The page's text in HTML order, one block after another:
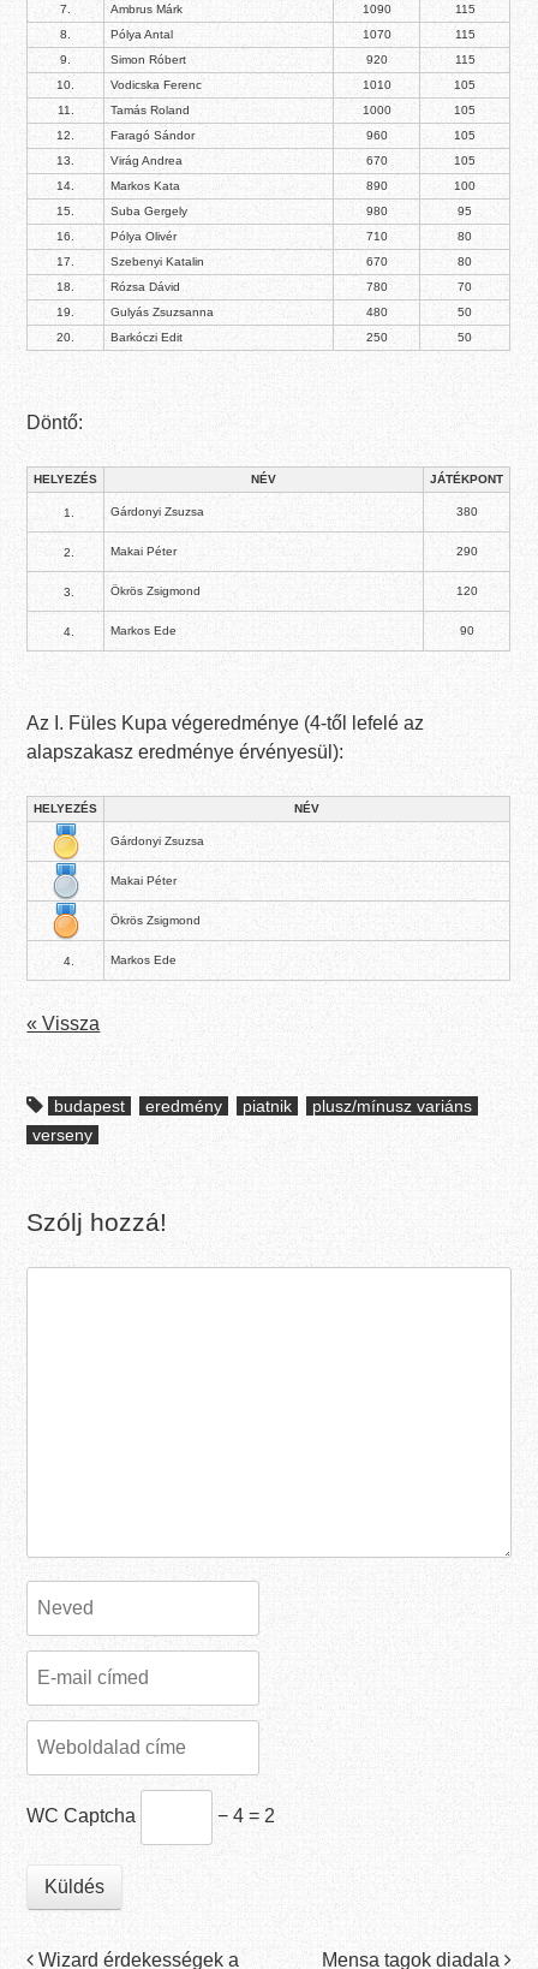
7.
Ambrus Márk 1090
115
8.
Pólya Antal 1070
115
9.
Simon Róbert 920
115
10.
Vodicska Ferenc 1010
105
11.
Tamás Roland 1000
105
12.
Faragó Sándor 960
105
13.
Virág Andrea 670
105
14.
Markos Kata 890
100
15.
Suba Gergely 980
95
16.
Pólya Olivér 710
80
17.
Szebenyi Katalin 670
80
18.
Rózsa Dávid 780
70
19.
Gulyás Zsuzsanna 480
50
20.
Barkóczi Edit 250 50
Döntő:
HELYEZÉS NÉV JÁTÉKPONT
1. Gárdonyi Zsuzsa 380
2. Makai Péter 290
3. Ökrös Zsigmond 120
4. Markos Ede 90
Az I. Füles Kupa végeredménye (4-től lefelé az
alapszakasz eredménye érvényesül):
HELYEZÉS NÉV
Gárdonyi Zsuzsa
Makai Péter
Ökrös Zsigmond
4. Markos Ede
« Vissza
budapest eredmény piatnik
plusz/mínusz variáns
verseny
Szólj hozzá!
WC Captcha − 4 = 2
Post navigation
Wizard érdekességek a Mensa tagok diadala